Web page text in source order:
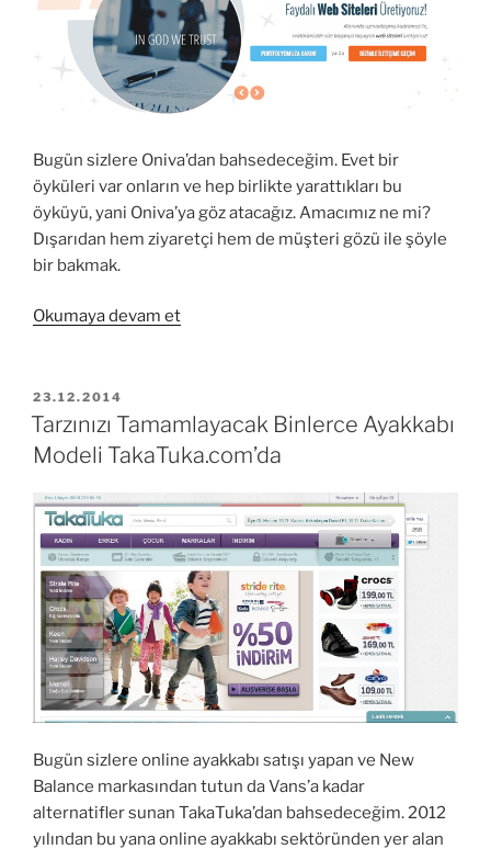
Bugün sizlere Oniva’dan bahsedeceğim. Evet bir
öyküleri var onların ve hep birlikte yarattıkları bu
öyküyü, yani Oniva’ya göz atacağız. Amacımız ne mi?
Dışarıdan hem ziyaretçi hem de müşteri gözü ile şöyle
bir bakmak.
Okumaya devam et“Bir
YAYIM
TARIHI
23.12.2014
Tarzınızı Tamamlayacak Binlerce Ayakkabı
Modeli TakaTuka.com’da
Bugün sizlere online ayakkabı satışı yapan ve New
Balance markasından tutun da Vans’a kadar
alternatifler sunan TakaTuka’dan bahsedeceğim. 2012
yılından bu yana online ayakkabı sektöründen yer alan